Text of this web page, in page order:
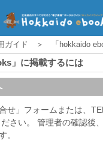
フリーワー
ジャンル
イド ＞ 「hokkaido
」に掲載するには
せ」フォームまたは、
さい。 管理者の確認後
。
される方へ
ブスebooks
赤れんが